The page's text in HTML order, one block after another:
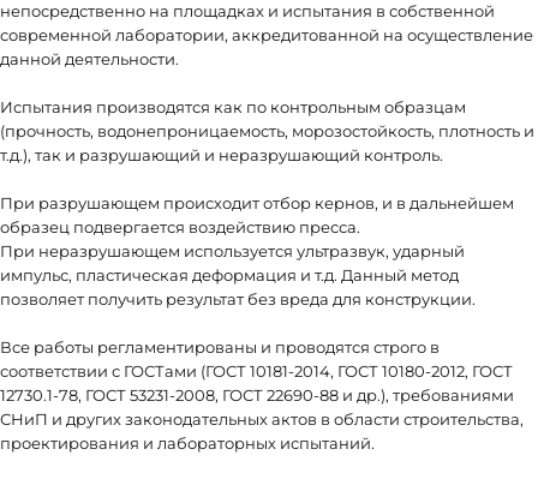
непосредственно на площадках и испытания в собственной
современной лаборатории, аккредитованной на осуществление
данной деятельности.
Испытания производятся как по контрольным образцам
(прочность, водонепроницаемость, морозостойкость, плотность и
т.д.), так и разрушающий и неразрушающий контроль.
При разрушающем происходит отбор кернов, и в дальнейшем
образец подвергается воздействию пресса.
При неразрушающем используется ультразвук, ударный
импульс, пластическая деформация и т.д. Данный метод
позволяет получить результат без вреда для конструкции.
Все работы регламентированы и проводятся строго в
соответствии с ГОСТами (ГОСТ 10181-2014, ГОСТ 10180-2012, ГОСТ
12730.1-78, ГОСТ 53231-2008, ГОСТ 22690-88 и др.), требованиями
СНиП и других законодательных актов в области строительства,
проектирования и лабораторных испытаний.